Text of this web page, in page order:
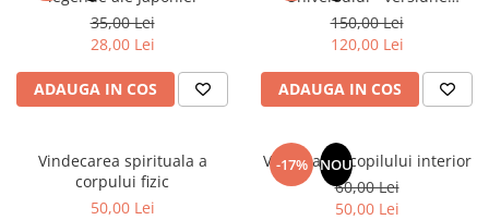
ScienceConnection
SelfHealing
Sanatate
35,00 Lei
28,00 Lei
ADAUGA IN COS
originala din 1939. Volumele I-
III. Cutie de colectie -Scarlat
Demetrescu
150,00 Lei
120,00 Lei
ADAUGA IN COS
Vindecarea spirituala a
corpului fizic
50,00 Lei
-17% NOU
Vindecarea copilului interior
60,00 Lei
50,00 Lei